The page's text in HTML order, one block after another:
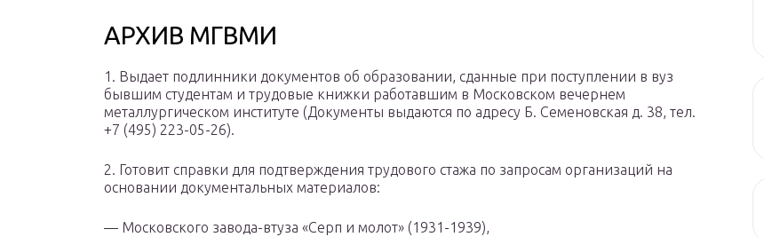
АРХИВ МГВМИ
1. Выдает подлинники документов об образовании, сданные при поступлении в вуз
бывшим студентам и трудовые книжки работавшим в Московском вечернем
металлургическом институте (Документы выдаются по адресу Б. Семеновская д. 38, тел.
+7 (495) 223-05-26).
2. Готовит справки для подтверждения трудового стажа по запросам организаций на
основании документальных материалов:
— Московского завода-втуза «Серп и молот» (1931-1939),